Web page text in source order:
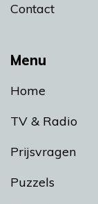
Menu
Home
TV & Radio
Prijsvragen
Puzzels
Contact